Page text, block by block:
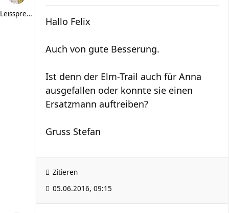
Leissprecher
Hallo Felix
Auch von gute Besserung.
Ist denn der Elm-Trail auch für Anna
ausgefallen oder konnte sie einen
Ersatzmann auftreiben?
Gruss Stefan
Zitieren
05.06.2016, 09:15